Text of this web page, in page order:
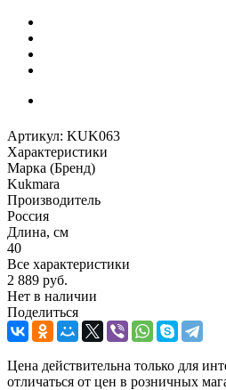
Артикул: KUK063
Характеристики
Марка (Бренд)
Kukmara
Производитель
Россия
Длина, см
40
Все характеристики
2 889 руб.
Нет в наличии
Поделиться
Цена действительна только для
отличаться от цен в розничных